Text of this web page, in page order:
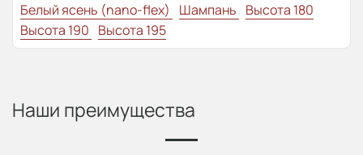
Белый ясень (nano-flex)
Шампань Высота 180
Высота 190 Высота 195
Наши преимущества